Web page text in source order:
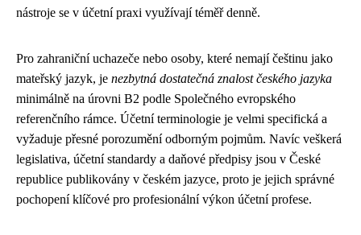
nástroje se v účetní praxi využívají téměř denně.
Pro zahraniční uchazeče nebo osoby, které nemají češtinu jako
mateřský jazyk, je nezbytná dostatečná znalost českého jazyka
minimálně na úrovni B2 podle Společného evropského
referenčního rámce. Účetní terminologie je velmi specifická a
vyžaduje přesné porozumění odborným pojmům. Navíc veškerá
legislativa, účetní standardy a daňové předpisy jsou v České
republice publikovány v českém jazyce, proto je jejich správné
pochopení klíčové pro profesionální výkon účetní profese.